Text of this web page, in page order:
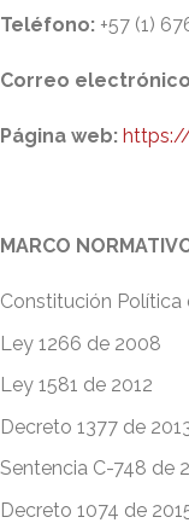
Teléfono: +57 (1)
Correo
Página web:
MARCO
Constitución Política
Ley 1266 de 2008
Ley 1581 de 2012
Decreto 1377 de
Sentencia C-748 de
Decreto 1074 de